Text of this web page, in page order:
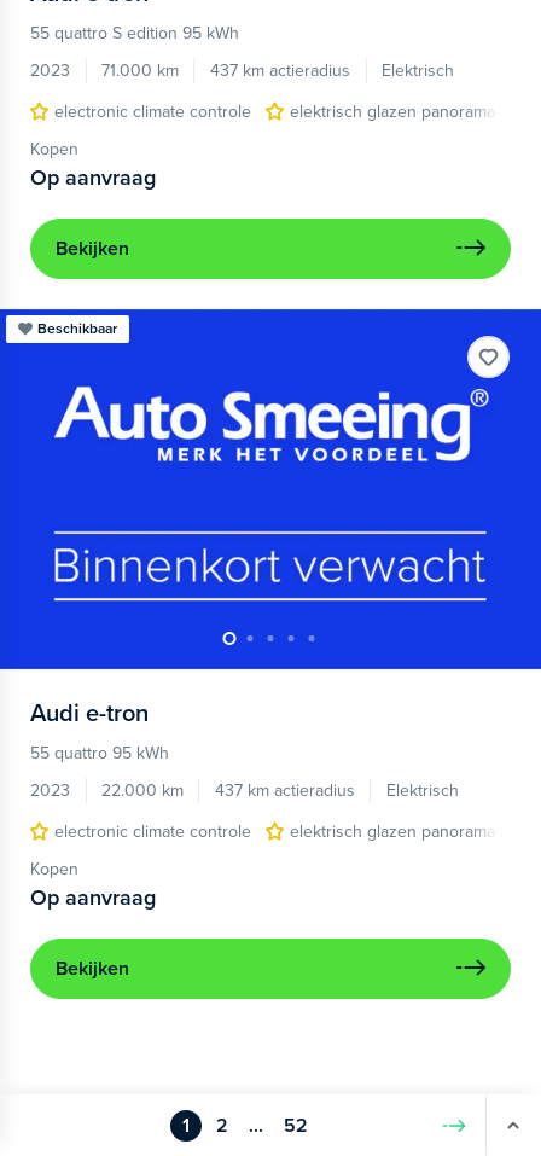
55 quattro S edition 95 kWh
2023
71.000 km 437 km actieradius
Elektrisch
electronic climate controle
elektrisch glazen panorama-dak
Kopen
Op aanvraag
Bekijken
Beschikbaar
Audi e-tron
55 quattro 95 kWh
2023
22.000 km 437 km actieradius
Elektrisch
electronic climate controle
elektrisch glazen panorama-dak
Kopen
Op aanvraag
Bekijken
1 2 ... 52 Volgende